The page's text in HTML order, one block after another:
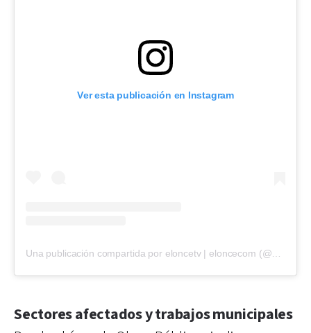
Ver esta publicación en Instagram
Sectores afectados y trabajos municipales